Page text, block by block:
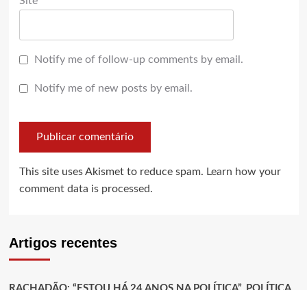
Notify me of follow-up comments by email.
Notify me of new posts by email.
This site uses Akismet to reduce spam. Learn how your
comment data is processed.
Artigos recentes